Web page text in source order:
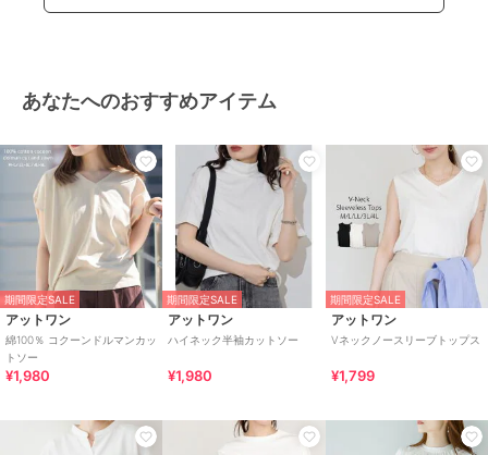
あなたへのおすすめアイテム
期間限定SALE
アットワン
綿100％ コクーンドルマンカッ
トソー
¥1,980
期間限定SALE
アットワン
ハイネック半袖カットソー
¥1,980
期間限定SALE
アットワン
Vネックノースリーブトップス
¥1,799